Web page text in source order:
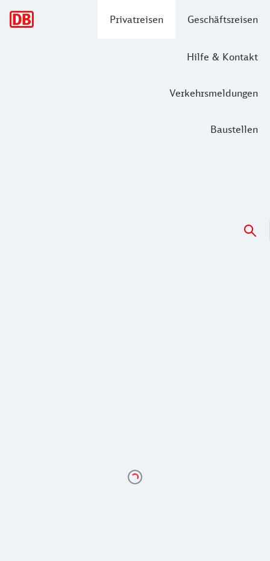
Privatreisen Geschäftsreisen
Hilfe & Kontakt
Verkehrsmeldungen
Baustellen